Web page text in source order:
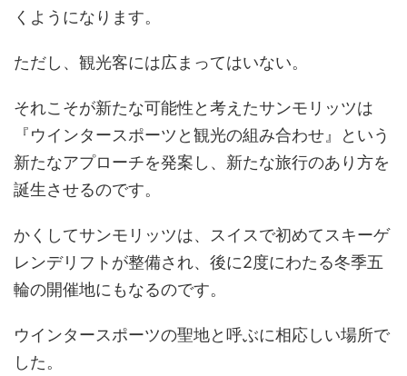
くようになります。
ただし、観光客には広まってはいない。
それこそが新たな可能性と考えたサンモリッツは
『ウインタースポーツと観光の組み合わせ』という
新たなアプローチを発案し、新たな旅行のあり方を
誕生させるのです。
かくしてサンモリッツは、スイスで初めてスキーゲ
レンデリフトが整備され、後に2度にわたる冬季五
輪の開催地にもなるのです。
ウインタースポーツの聖地と呼ぶに相応しい場所で
した。